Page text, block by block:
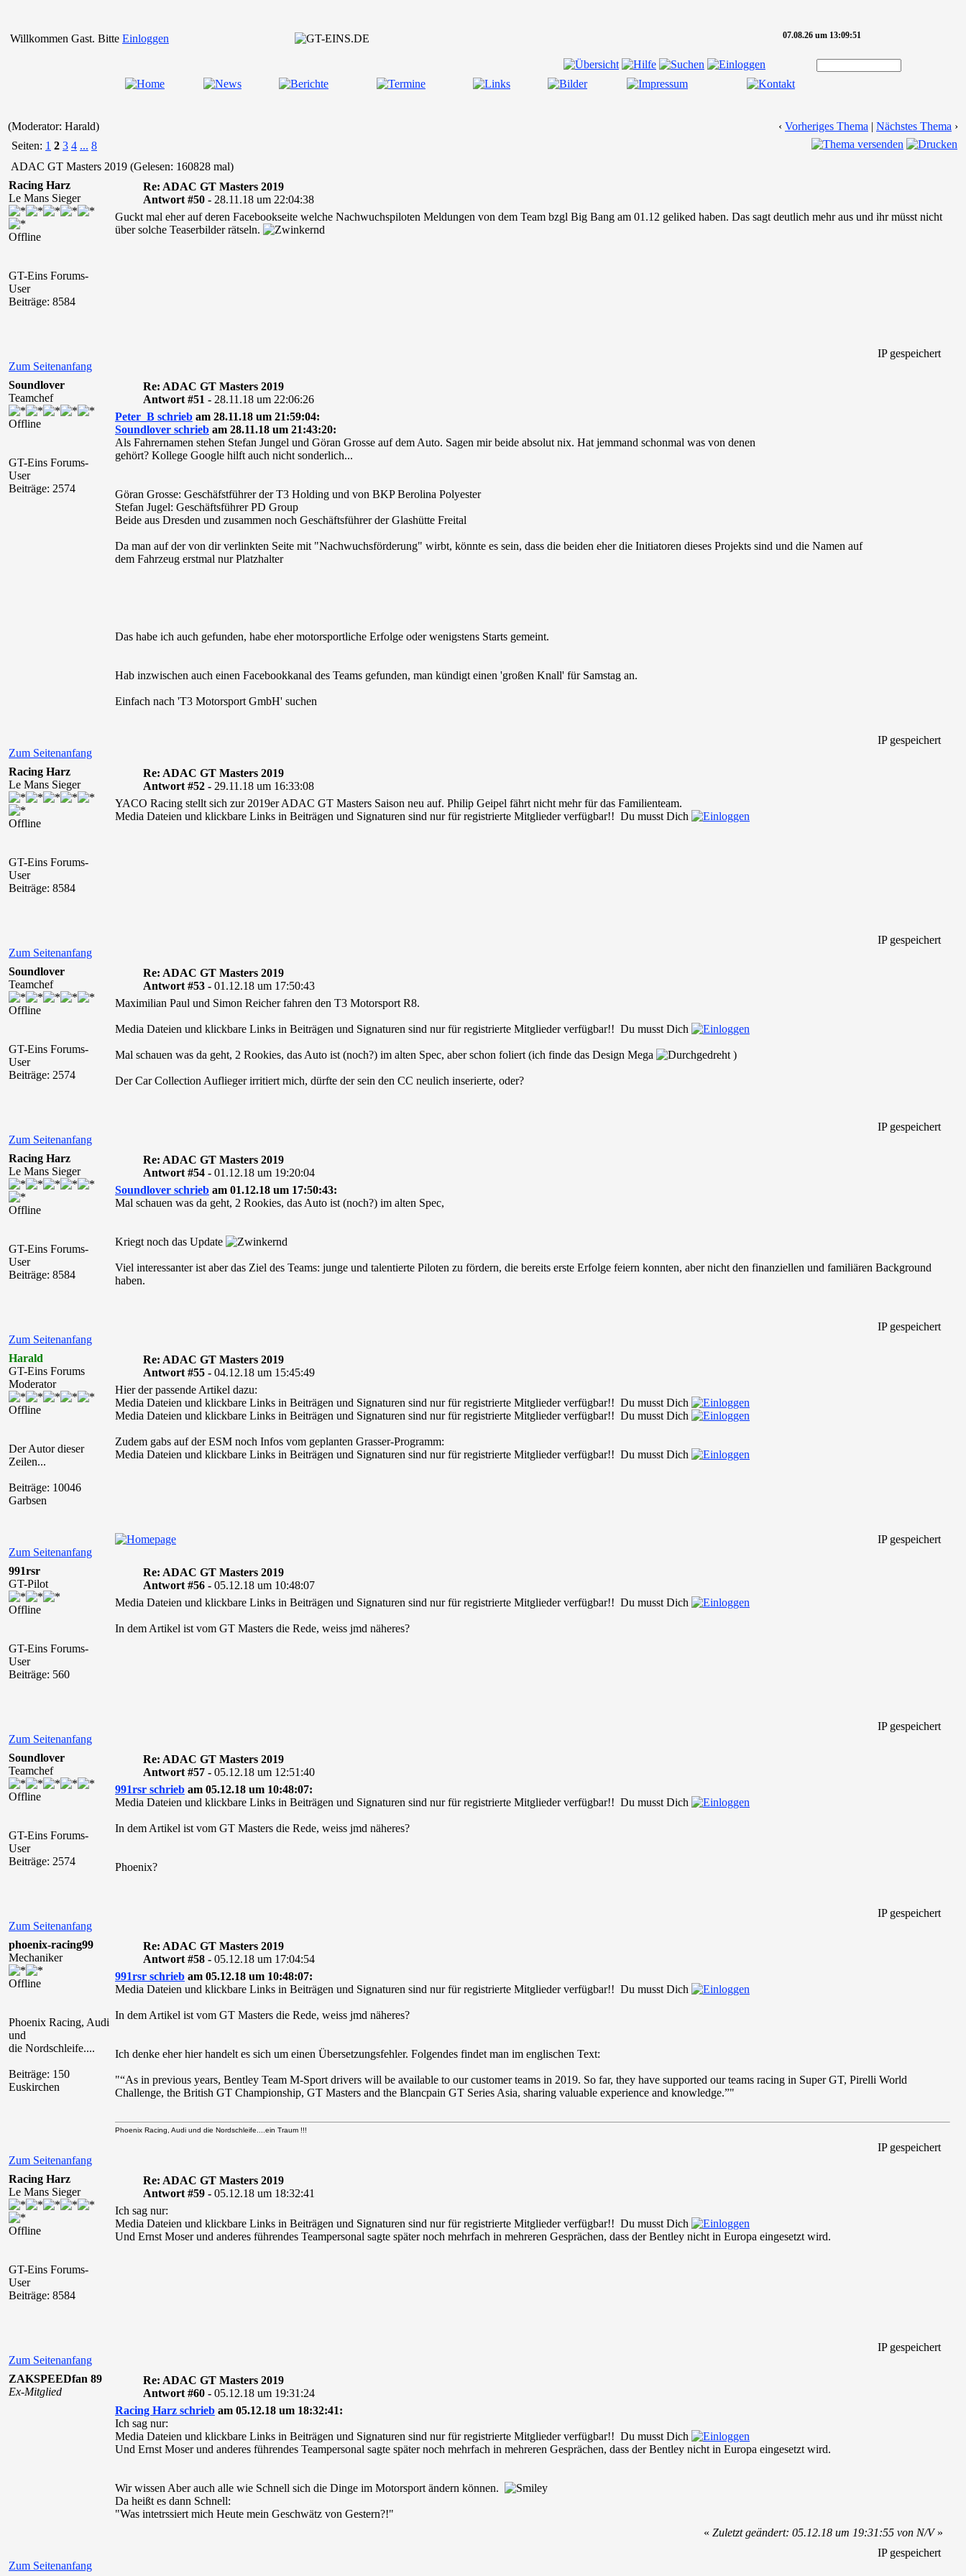
Willkommen Gast. Bitte Einloggen 07.08.26 um 13:09:51
(Moderator: Harald) ‹ Vorheriges Thema | Nächstes Thema ›
Seiten: 1 2 3 4 ... 8
ADAC GT Masters 2019 (Gelesen: 160828 mal)
Racing Harz
Le Mans Sieger
Offline
GT-Eins Forums-
User
Beiträge: 8584
Re: ADAC GT Masters 2019
Antwort #50 - 28.11.18 um 22:04:38
Guckt mal eher auf deren Facebookseite welche Nachwuchspiloten Meldungen von dem Team bzgl Big Bang am 01.12 geliked haben. Das sagt deutlich mehr aus und ihr müsst nicht
über solche Teaserbilder rätseln.
Zum Seitenanfang
IP gespeichert
Soundlover
Teamchef
Offline
GT-Eins Forums-
User
Beiträge: 2574
Re: ADAC GT Masters 2019
Antwort #51 - 28.11.18 um 22:06:26
Peter_B schrieb am 28.11.18 um 21:59:04:
Soundlover schrieb am 28.11.18 um 21:43:20:
Als Fahrernamen stehen Stefan Jungel und Göran Grosse auf dem Auto. Sagen mir beide absolut nix. Hat jemmand schonmal was von denen
gehört? Kollege Google hilft auch nicht sonderlich...
Göran Grosse: Geschäfstführer der T3 Holding und von BKP Berolina Polyester
Stefan Jugel: Geschäftsführer PD Group
Beide aus Dresden und zusammen noch Geschäftsführer der Glashütte Freital
Da man auf der von dir verlinkten Seite mit "Nachwuchsförderung" wirbt, könnte es sein, dass die beiden eher die Initiatoren dieses Projekts sind und die Namen auf
dem Fahrzeug erstmal nur Platzhalter
Das habe ich auch gefunden, habe eher motorsportliche Erfolge oder wenigstens Starts gemeint.
Hab inzwischen auch einen Facebookkanal des Teams gefunden, man kündigt einen 'großen Knall' für Samstag an.
Einfach nach 'T3 Motorsport GmbH' suchen
Zum Seitenanfang
IP gespeichert
Racing Harz
Le Mans Sieger
Offline
GT-Eins Forums-
User
Beiträge: 8584
Re: ADAC GT Masters 2019
Antwort #52 - 29.11.18 um 16:33:08
YACO Racing stellt sich zur 2019er ADAC GT Masters Saison neu auf. Philip Geipel fährt nicht mehr für das Familienteam.
Media Dateien und klickbare Links in Beiträgen und Signaturen sind nur für registrierte Mitglieder verfügbar!! Du musst Dich
Zum Seitenanfang
IP gespeichert
Soundlover
Teamchef
Offline
GT-Eins Forums-
User
Beiträge: 2574
Re: ADAC GT Masters 2019
Antwort #53 - 01.12.18 um 17:50:43
Maximilian Paul und Simon Reicher fahren den T3 Motorsport R8.
Media Dateien und klickbare Links in Beiträgen und Signaturen sind nur für registrierte Mitglieder verfügbar!! Du musst Dich
Mal schauen was da geht, 2 Rookies, das Auto ist (noch?) im alten Spec, aber schon foliert (ich finde das Design Mega )
Der Car Collection Auflieger irritiert mich, dürfte der sein den CC neulich inserierte, oder?
Zum Seitenanfang
IP gespeichert
Racing Harz
Le Mans Sieger
Offline
GT-Eins Forums-
User
Beiträge: 8584
Re: ADAC GT Masters 2019
Antwort #54 - 01.12.18 um 19:20:04
Soundlover schrieb am 01.12.18 um 17:50:43:
Mal schauen was da geht, 2 Rookies, das Auto ist (noch?) im alten Spec,
Kriegt noch das Update
Viel interessanter ist aber das Ziel des Teams: junge und talentierte Piloten zu fördern, die bereits erste Erfolge feiern konnten, aber nicht den finanziellen und familiären Background
haben.
Zum Seitenanfang
IP gespeichert
Harald
GT-Eins Forums
Moderator
Offline
Der Autor dieser
Zeilen...
Beiträge: 10046
Garbsen
Re: ADAC GT Masters 2019
Antwort #55 - 04.12.18 um 15:45:49
Hier der passende Artikel dazu:
Media Dateien und klickbare Links in Beiträgen und Signaturen sind nur für registrierte Mitglieder verfügbar!! Du musst Dich
Media Dateien und klickbare Links in Beiträgen und Signaturen sind nur für registrierte Mitglieder verfügbar!! Du musst Dich
Zudem gabs auf der ESM noch Infos vom geplanten Grasser-Programm:
Media Dateien und klickbare Links in Beiträgen und Signaturen sind nur für registrierte Mitglieder verfügbar!! Du musst Dich
Zum Seitenanfang
IP gespeichert
991rsr
GT-Pilot
Offline
GT-Eins Forums-
User
Beiträge: 560
Re: ADAC GT Masters 2019
Antwort #56 - 05.12.18 um 10:48:07
Media Dateien und klickbare Links in Beiträgen und Signaturen sind nur für registrierte Mitglieder verfügbar!! Du musst Dich
In dem Artikel ist vom GT Masters die Rede, weiss jmd näheres?
Zum Seitenanfang
IP gespeichert
Soundlover
Teamchef
Offline
GT-Eins Forums-
User
Beiträge: 2574
Re: ADAC GT Masters 2019
Antwort #57 - 05.12.18 um 12:51:40
991rsr schrieb am 05.12.18 um 10:48:07:
Media Dateien und klickbare Links in Beiträgen und Signaturen sind nur für registrierte Mitglieder verfügbar!! Du musst Dich
In dem Artikel ist vom GT Masters die Rede, weiss jmd näheres?
Phoenix?
Zum Seitenanfang
IP gespeichert
phoenix-racing99
Mechaniker
Offline
Phoenix Racing, Audi
und
die Nordschleife....
Beiträge: 150
Euskirchen
Re: ADAC GT Masters 2019
Antwort #58 - 05.12.18 um 17:04:54
991rsr schrieb am 05.12.18 um 10:48:07:
Media Dateien und klickbare Links in Beiträgen und Signaturen sind nur für registrierte Mitglieder verfügbar!! Du musst Dich
In dem Artikel ist vom GT Masters die Rede, weiss jmd näheres?
Ich denke eher hier handelt es sich um einen Übersetzungsfehler. Folgendes findet man im englischen Text:
"“As in previous years, Bentley Team M-Sport drivers will be available to our customer teams in 2019. So far, they have supported our teams racing in Super GT, Pirelli World
Challenge, the British GT Championship, GT Masters and the Blancpain GT Series Asia, sharing valuable experience and knowledge.”"
Zum Seitenanfang
Phoenix Racing, Audi und die Nordschleife....ein Traum !!!
IP gespeichert
Racing Harz
Le Mans Sieger
Offline
GT-Eins Forums-
User
Beiträge: 8584
Re: ADAC GT Masters 2019
Antwort #59 - 05.12.18 um 18:32:41
Ich sag nur:
Media Dateien und klickbare Links in Beiträgen und Signaturen sind nur für registrierte Mitglieder verfügbar!! Du musst Dich
Und Ernst Moser und anderes führendes Teampersonal sagte später noch mehrfach in mehreren Gesprächen, dass der Bentley nicht in Europa eingesetzt wird.
Zum Seitenanfang
IP gespeichert
ZAKSPEEDfan 89
Ex-Mitglied
Re: ADAC GT Masters 2019
Antwort #60 - 05.12.18 um 19:31:24
Racing Harz schrieb am 05.12.18 um 18:32:41:
Ich sag nur:
Media Dateien und klickbare Links in Beiträgen und Signaturen sind nur für registrierte Mitglieder verfügbar!! Du musst Dich
Und Ernst Moser und anderes führendes Teampersonal sagte später noch mehrfach in mehreren Gesprächen, dass der Bentley nicht in Europa eingesetzt wird.
Wir wissen Aber auch alle wie Schnell sich die Dinge im Motorsport ändern können.
Da heißt es dann Schnell:
"Was intetrssiert mich Heute mein Geschwätz von Gestern?!"
Zum Seitenanfang
«Zuletzt geändert: 05.12.18 um 19:31:55 von N/V»
IP gespeichert